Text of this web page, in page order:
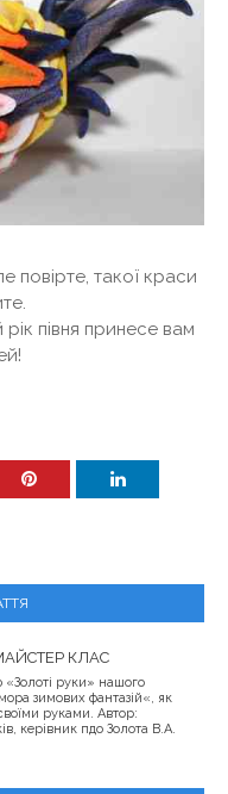
повірте, такої краси
півня принесе вам
КЛАС
руки» нашого
зимових фантазій«, як
руками. Автор:
керівник пдо Золота В.А.